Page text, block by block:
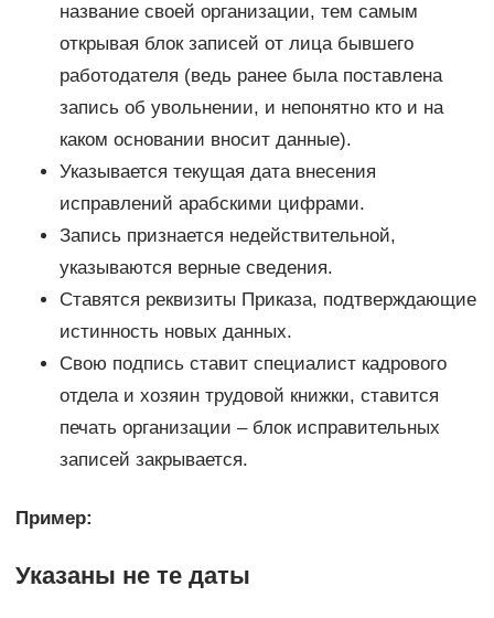
название своей организации, тем самым
открывая блок записей от лица бывшего
работодателя (ведь ранее была поставлена
запись об увольнении, и непонятно кто и на
каком основании вносит данные).
Указывается текущая дата внесения
исправлений арабскими цифрами.
Запись признается недействительной,
указываются верные сведения.
Ставятся реквизиты Приказа, подтверждающие
истинность новых данных.
Свою подпись ставит специалист кадрового
отдела и хозяин трудовой книжки, ставится
печать организации – блок исправительных
записей закрывается.
Пример:
Указаны не те даты